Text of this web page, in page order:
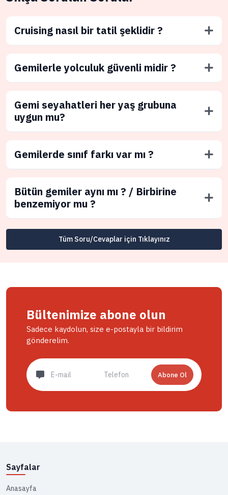
Cruising nasıl bir tatil şeklidir ?
Gemilerle yolculuk güvenli midir ?
Gemi seyahatleri her yaş grubuna
uygun mu?
Gemilerde sınıf farkı var mı ?
Bütün gemiler aynı mı ? / Birbirine
benzemiyor mu ?
Tüm Soru/Cevaplar için Tıklayınız
Bültenimize abone olun
Sadece kaydolun, size e-postayla bir bildirim
gönderelim.
Abone Ol
Sayfalar
Anasayfa